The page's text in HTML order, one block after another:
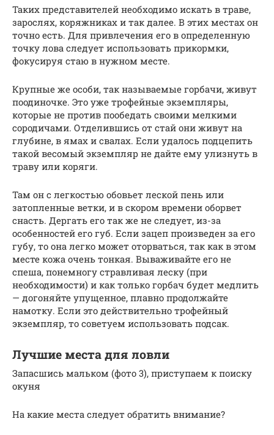
Таких представителей необходимо искать в траве,
зарослях, коряжниках и так далее. В этих местах он
точно есть. Для привлечения его в определенную
точку лова следует использовать прикормки,
фокусируя стаю в нужном месте.
Крупные же особи, так называемые горбачи, живут
поодиночке. Это уже трофейные экземпляры,
которые не против пообедать своими мелкими
сородичами. Отделившись от стай они живут на
глубине, в ямах и свалах. Если удалось подцепить
такой весомый экземпляр не дайте ему улизнуть в
траву или коряги.
Там он с легкостью обовьет леской пень или
затопленные ветки, и в скором времени оборвет
снасть. Дергать его так же не следует, из-за
особенностей его губ. Если зацеп произведен за его
губу, то она легко может оторваться, так как в этом
месте кожа очень тонкая. Вываживайте его не
спеша, понемногу стравливая леску (при
необходимости) и как только горбач будет медлить
— догоняйте упущенное, плавно продолжайте
намотку. Если это действительно трофейный
экземпляр, то советуем использовать подсак.
Лучшие места для ловли
Запасшись мальком (фото 3), приступаем к поиску
окуня
На какие места следует обратить внимание?